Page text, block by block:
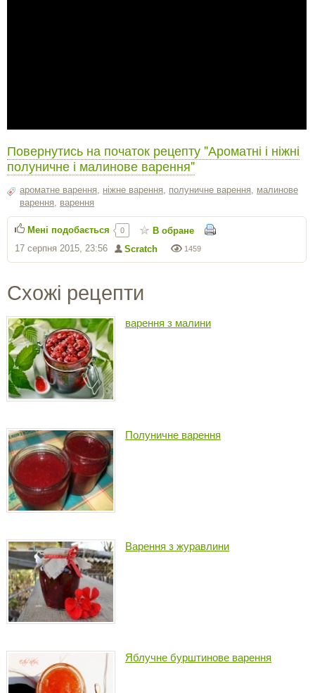
Повернутись на початок рецепту "Ароматні і ніжні
полуничне і малинове варення"
ароматне варення, ніжне варення, полуничне варення, малинове
варення, варення
1459
Scratch
17 серпня 2015, 23:56
Мені подобається 0 В обране
Схожі рецепти
варення з малини
Полуничне варення
Варення з журавлини
Яблучне бурштинове варення